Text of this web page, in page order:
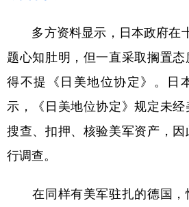
多方资料显示，日本政府在
题心知肚明，但一直采取搁置
得不提《日美地位协定》。日
示，《日美地位协定》规定未
搜查、扣押、核验美军资产，
行调查。
在同样有美军驻扎的德国，